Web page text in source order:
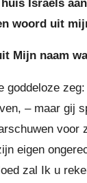
Israëls
woord uit
Mijn naam
goddeloze
– maar gij
voor
eigen
zal Ik u